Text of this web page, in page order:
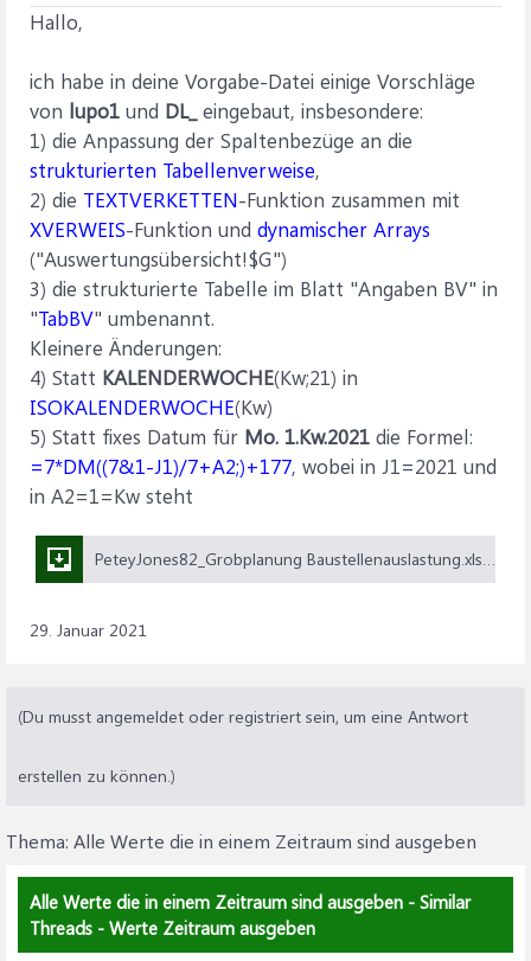
Hallo,
ich habe in deine Vorgabe-Datei einige Vorschläge
von lupo1 und DL_ eingebaut, insbesondere:
1) die Anpassung der Spaltenbezüge an die
strukturierten Tabellenverweise,
2) die TEXTVERKETTEN-Funktion zusammen mit
XVERWEIS-Funktion und dynamischer Arrays
("Auswertungsübersicht!$G")
3) die strukturierte Tabelle im Blatt "Angaben BV" in
"TabBV" umbenannt.
Kleinere Änderungen:
4) Statt KALENDERWOCHE(Kw;21) in
ISOKALENDERWOCHE(Kw)
5) Statt fixes Datum für Mo. 1.Kw.2021 die Formel:
=7*DM((7&1-J1)/7+A2;)+177, wobei in J1=2021 und
in A2=1=Kw steht
PeteyJones82_Grobplanung Baustellenauslastung.xlsx (23,6 KB)
29. Januar 2021
(Du musst angemeldet oder registriert sein, um eine Antwort
erstellen zu können.)
Thema: Alle Werte die in einem Zeitraum sind ausgeben
Alle Werte die in einem Zeitraum sind ausgeben - Similar
Threads - Werte Zeitraum ausgeben